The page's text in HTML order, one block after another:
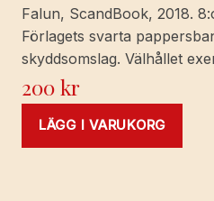
Falun, ScandBook, 2018.
Förlagets svarta
skyddsomslag. Välhållet
200kr
LÄGG I VARUKORG